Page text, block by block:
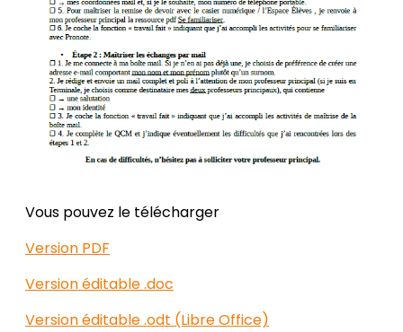
Vous pouvez le télécharger
Version PDF
Version éditable .doc
Version éditable .odt (Libre Office)